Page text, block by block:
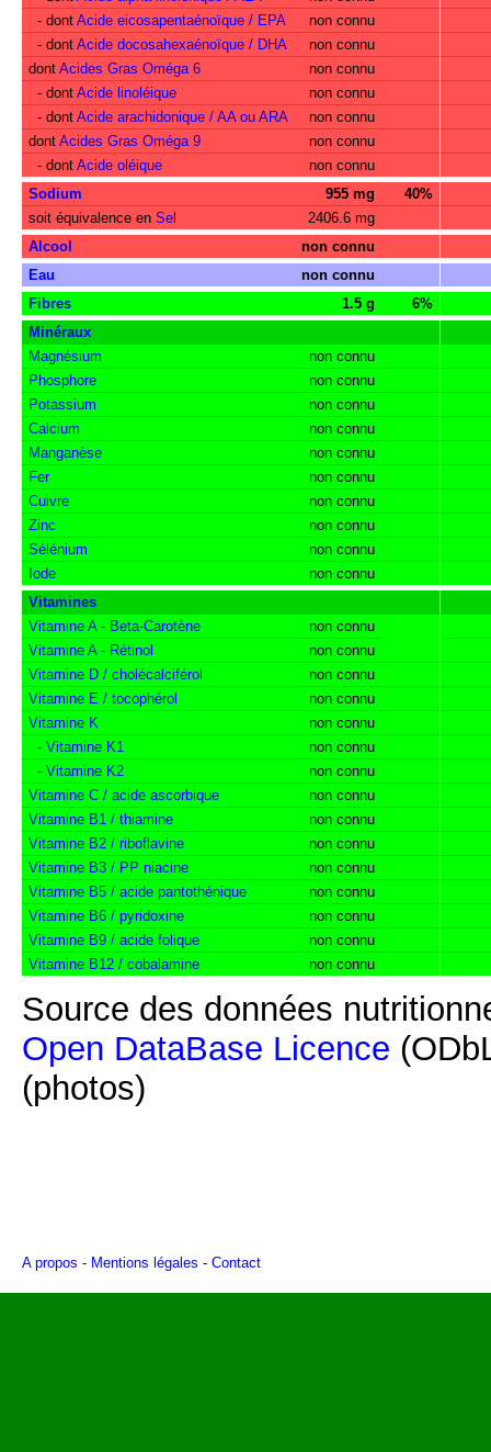
- dont Acide eicosapentaénoïque / EPA
non connu
- dont Acide docosahexaénoïque / DHA
non connu
dont Acides Gras Oméga 6
non connu
- dont Acide linoléique
non connu
- dont Acide arachidonique / AA ou ARA
non connu
dont Acides Gras Oméga 9
non connu
- dont Acide oléique
non connu
Sodium
955 mg
40%
soit équivalence en Sel
2406.6 mg
Alcool
non connu
Eau
non connu
Fibres
1.5 g
6%
Minéraux
Magnésium
non connu
Phosphore
non connu
Potassium
non connu
Calcium
non connu
Manganèse
non connu
Fer
non connu
Cuivre
non connu
Zinc
non connu
Sélénium
non connu
Iode
non connu
Vitamines
Vitamine A - Beta-Carotène
non connu
Vitamine A - Rétinol
non connu
Vitamine D / cholécalciférol
non connu
Vitamine E / tocophérol
non connu
Vitamine K
non connu
- Vitamine K1
non connu
- Vitamine K2
non connu
Vitamine C / acide ascorbique
non connu
Vitamine B1 / thiamine
non connu
Vitamine B2 / riboflavine
non connu
Vitamine B3 / PP niacine
non connu
Vitamine B5 / acide pantothénique
non connu
Vitamine B6 / pyridoxine
non connu
Vitamine B9 / acide folique
non connu
Vitamine B12 / cobalamine
non connu
Source des données
Open DataBase Licence
(photos)
A propos - Mentions légales - Contact